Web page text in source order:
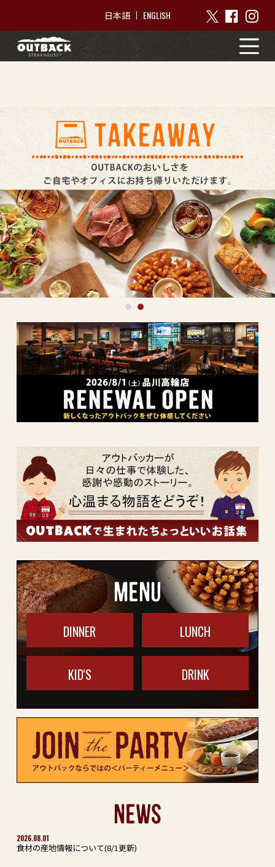
日本語 ENGLISH
MENU
DINNER LUNCH
KID'S DRINK
NEWS
2026.08.01
食材の産地情報について(8/1更新)